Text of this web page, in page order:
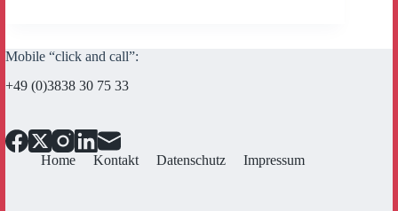
Mobile “click and call”:
+49 (0)3838 30 75 33
Home Kontakt Datenschutz Impressum